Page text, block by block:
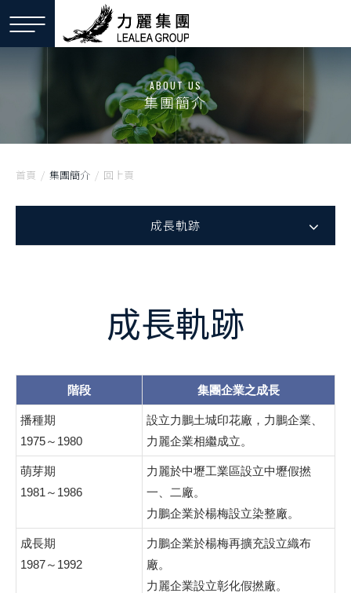
ABOUT US
集團簡介
首頁 / 集團簡介 / 回上頁
成長軌跡
成長軌跡
階段 集團企業之成長
播種期
1975～1980
設立力鵬土城印花廠，力鵬企業、
力麗企業相繼成立。
萌芽期
1981～1986
力麗於中壢工業區設立中壢假撚
一、二廠。
力鵬企業於楊梅設立染整廠。
成長期
1987～1992
力鵬企業於楊梅再擴充設立織布
廠。
力麗企業設立彰化假撚廠。